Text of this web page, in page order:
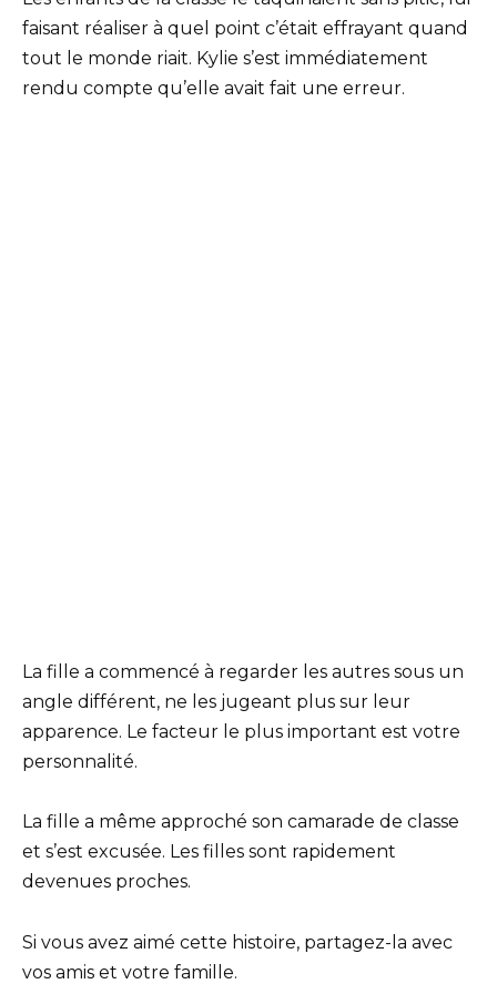
faisant réaliser à quel point c’était effrayant quand
tout le monde riait. Kylie s’est immédiatement
rendu compte qu’elle avait fait une erreur.
La fille a commencé à regarder les autres sous un
angle différent, ne les jugeant plus sur leur
apparence. Le facteur le plus important est votre
personnalité.
La fille a même approché son camarade de classe
et s’est excusée. Les filles sont rapidement
devenues proches.
Si vous avez aimé cette histoire, partagez-la avec
vos amis et votre famille.